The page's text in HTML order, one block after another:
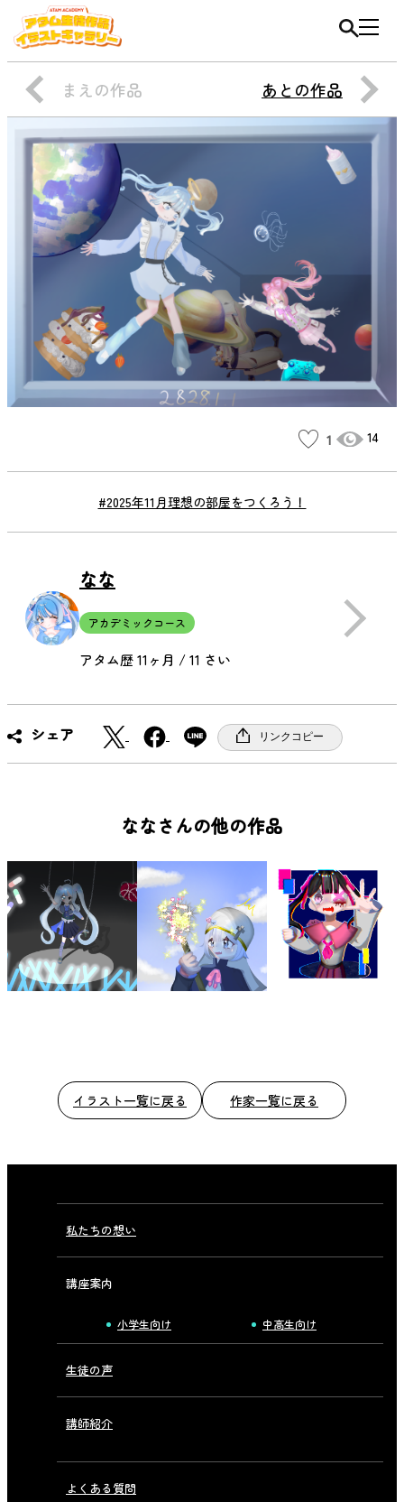
まえの作品 あとの作品
#2025年11月理想の部屋をつくろう！
1 14
なな
アカデミックコース
アタム歴 11ヶ月 / 11 さい
シェア
a
c
o
o
k
リンクコピー
ななさんの他の作品
イラスト一覧に戻る 作家一覧に戻る
私たちの想い
講座案内
小学生向け 中高生向け
生徒の声
講師紹介
よくある質問